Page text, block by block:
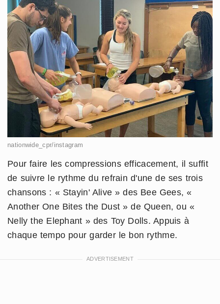
nationwide_cpr/instagram
Pour faire les compressions efficacement, il suffit
de suivre le rythme du refrain d'une de ses trois
chansons : « Stayin' Alive » des Bee Gees, «
Another One Bites the Dust » de Queen, ou «
Nelly the Elephant » des Toy Dolls. Appuis à
chaque tempo pour garder le bon rythme.